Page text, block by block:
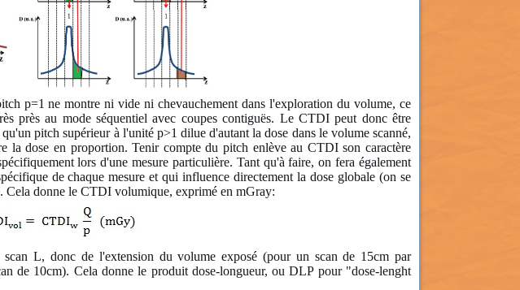
p=1 ne montre ni vide ni chevauchement dans l'exploration du volume, ce
près au mode séquentiel avec coupes contiguës. Le CTDI peut donc être
pitch supérieur à l'unité p>1 dilue d'autant la dose dans le volume scanné,
la dose en proportion. Tenir compte du pitch enlève au CTDI son caractère
lors d'une mesure particulière. Tant qu'à faire, on fera également
de chaque mesure et qui influence directement la dose globale (on se
donne le CTDI volumique, exprimé en mGray:
L, donc de l'extension du volume exposé (pour un scan de 15cm par
de 10cm). Cela donne le produit dose-longueur, ou DLP pour "dose-lenght